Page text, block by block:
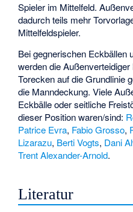
Spieler im Mittelfeld.
dadurch teils mehr
Mittelfeldspieler.
Bei gegnerischen Eckbällen
werden die
Torecken auf die Grundlinie
die Manndeckung. Viele
Eckbälle oder seitliche
dieser Position waren/sind:
Patrice Evra, Fabio Grosso,
Lizarazu, Berti Vogts, Dani
Trent Alexander-Arnold.
Literatur